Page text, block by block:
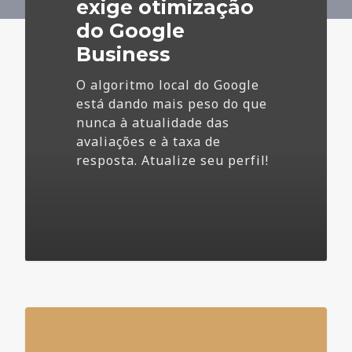
exige otimização
do Google
Business
O algoritmo local do Google
está dando mais peso do que
nunca à atualidade das
avaliações e à taxa de
resposta. Atualize seu perfil!